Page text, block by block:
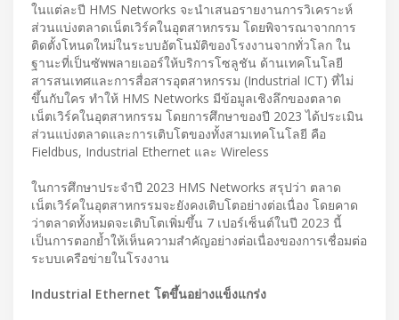
ในแต่ละปี HMS Networks จะนำเสนอรายงานการวิเคราะห์
ส่วนแบ่งตลาดเน็ตเวิร์คในอุตสาหกรรม โดยพิจารณาจากการ
ติดตั้งโหนดใหม่ในระบบอัตโนมัติของโรงงานจากทั่วโลก ใน
ฐานะที่เป็นซัพพลายเออร์ให้บริการโซลูชัน ด้านเทคโนโลยี
สารสนเทศและการสื่อสารอุตสาหกรรม (Industrial ICT) ที่ไม่
ขึ้นกับใคร ทำให้ HMS Networks มีข้อมูลเชิงลึกของตลาด
เน็ตเวิร์คในอุตสาหกรรม โดยการศึกษาของปี 2023 ได้ประเมิน
ส่วนแบ่งตลาดและการเติบโตของทั้งสามเทคโนโลยี คือ
Fieldbus, Industrial Ethernet และ Wireless
ในการศึกษาประจำปี 2023 HMS Networks สรุปว่า ตลาด
เน็ตเวิร์คในอุตสาหกรรมจะยังคงเติบโตอย่างต่อเนื่อง โดยคาด
ว่าตลาดทั้งหมดจะเติบโตเพิ่มขึ้น 7 เปอร์เซ็นต์ในปี 2023 นี้
เป็นการตอกย้ำให้เห็นความสำคัญอย่างต่อเนื่องของการเชื่อมต่อ
ระบบเครือข่ายในโรงงาน
Industrial Ethernet โตขึ้นอย่างแข็งแกร่ง